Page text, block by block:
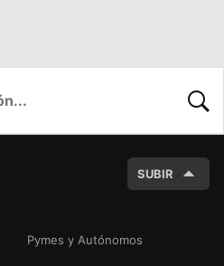
SUBIR
Pymes y Autónomos